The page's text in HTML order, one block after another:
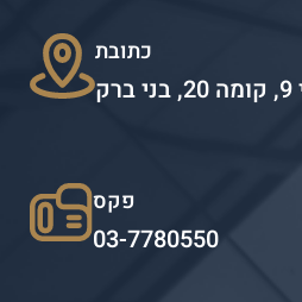
כתובת
פקס
03-7780550